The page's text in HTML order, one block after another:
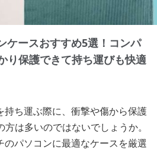
ケースおすすめ5選！コンパ
り保護できて持ち運びも快適
持ち運ぶ際に、衝撃や傷から保護
は多いのではないでしょうか。
パソコンに最適なケースを厳選